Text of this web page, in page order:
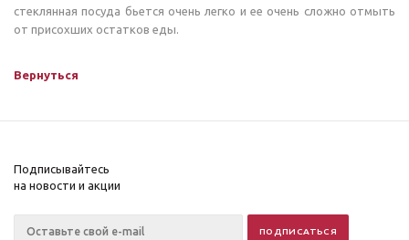
стеклянная посуда бьется очень легко и ее очень сложно отмыть
от присохших остатков еды.
Вернуться
Подписывайтесь
на новости и акции